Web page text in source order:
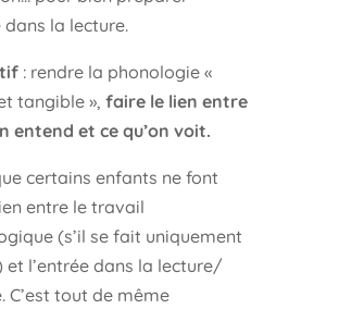
dans la lecture.
: rendre la phonologie «
tangible », faire le lien entre
entend et ce qu’on voit.
certains enfants ne font
entre le travail
(s’il se fait uniquement
et l’entrée dans la lecture/
C’est tout de même